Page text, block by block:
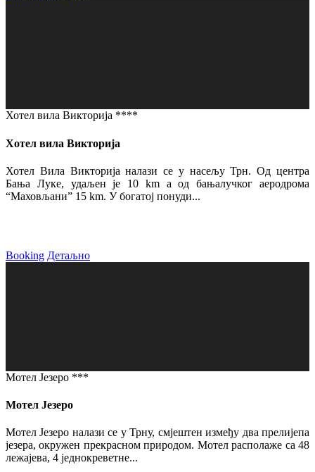
Хотел вила Викторија ****
Хотел вила Викторија
Хотел Вила Викторија налази се у насељу Трн. Од центра
Бања Луке, удаљен је 10 km а од бањалучког аеродрома
“Маховљани” 15 km. У богатој понуди...
Booking Детаљно
Мотел Језеро ***
Мотел Језеро
Мотел Језеро налази се у Трну, смјештен између два прелијепа
језера, окружен прекрасном природом. Мотел располаже са 48
лежајева, 4 једнокреветне...